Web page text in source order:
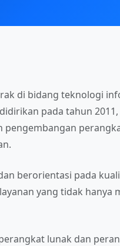
di bidang teknologi
pada tahun
berorientasi pada
yang tidak
lunak dan